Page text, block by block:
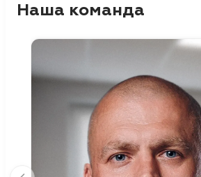
Наша команда